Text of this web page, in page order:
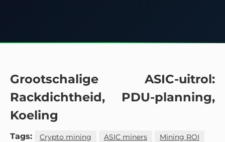
Grootschalige ASIC-uitrol:
Rackdichtheid, PDU-planning,
Koeling
Tags: Crypto mining ASIC miners Mining ROI